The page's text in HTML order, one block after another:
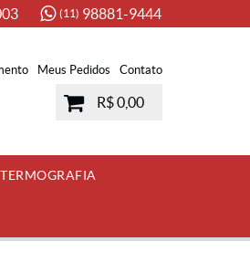
(11) 98881-9444
Meus Pedidos Contato
R$ 0,00
TERMOGRAFIA